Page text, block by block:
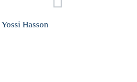
Yossi Hasson